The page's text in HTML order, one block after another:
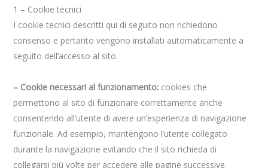
1 – Cookie tecnici
I cookie tecnici descritti qui di seguito non richiedono
consenso e pertanto vengono installati automaticamente a
seguito dell’accesso al sito.
– Cookie necessari al funzionamento:cookies che
permettono al sito di funzionare correttamente anche
consentendo all’utente di avere un’esperienza di navigazione
funzionale. Ad esempio, mantengono l’utente collegato
durante la navigazione evitando che il sito richieda di
collegarsi più volte per accedere alle pagine successive.